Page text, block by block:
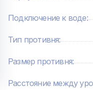
тепла внутри камеры
влаги — STEAM.Plus:
Подключение к воде:
Тип противня:
Размер противня:
Расстояние между